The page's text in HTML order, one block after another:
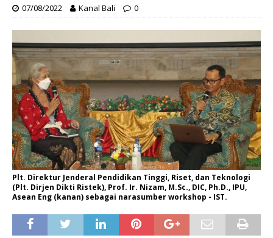
07/08/2022 Kanal Bali 0
Plt. Direktur Jenderal Pendidikan Tinggi, Riset, dan Teknologi
(Plt. Dirjen Dikti Ristek), Prof. Ir. Nizam, M.Sc., DIC, Ph.D., IPU,
Asean Eng (kanan) sebagai narasumber workshop - IST.